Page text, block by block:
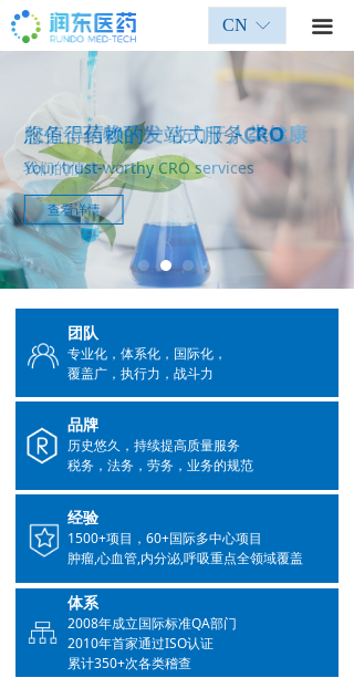
끀
ꀅ
CN
您值得信赖的一站式服务CRO
Your trust-worthy CRO services
查看详情
服务于药物研发致力于人类健康
我们的使命
查看详情
团队
专业化，体系化，国际化，
覆盖广，执行力，战斗力
品牌
历史悠久，持续提高质量服务
税务，法务，劳务，业务的规范
经验
1500+项目，60+国际多中心项目
肿瘤,心血管,内分泌,呼吸重点全领域覆盖
体系
2008年成立国际标准QA部门
2010年首家通过ISO认证
累计350+次各类稽查